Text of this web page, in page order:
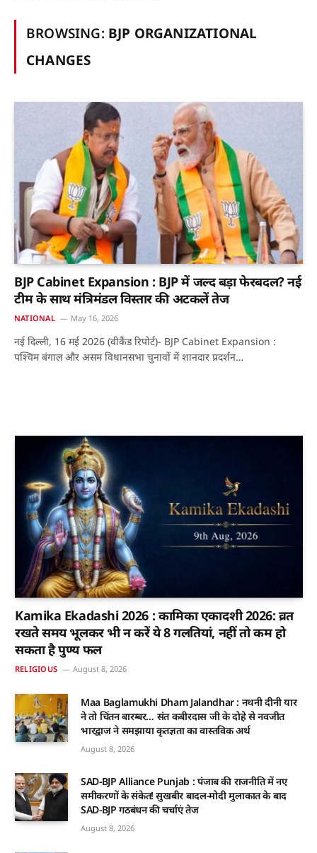
BROWSING: BJP ORGANIZATIONAL
CHANGES
BJP Cabinet Expansion : BJP में जल्द बड़ा फेरबदल? नई
टीम के साथ मंत्रिमंडल विस्तार की अटकलें तेज
NATIONAL May 16, 2026
नई दिल्ली, 16 मई 2026 (वीकैंड रिपोर्ट)- BJP Cabinet Expansion :
पश्चिम बंगाल और असम विधानसभा चुनावों में शानदार प्रदर्शन…
Kamika Ekadashi 2026 : कामिका एकादशी 2026: व्रत
रखते समय भूलकर भी न करें ये 8 गलतियां, नहीं तो कम हो
सकता है पुण्य फल
RELIGIOUS August 8, 2026
Maa Baglamukhi Dham Jalandhar : नथनी दीनी यार
ने तो चिंतन बारम्बर… संत कबीरदास जी के दोहे से नवजीत
भारद्वाज ने समझाया कृतज्ञता का वास्तविक अर्थ
August 8, 2026
SAD-BJP Alliance Punjab : पंजाब की राजनीति में नए
समीकरणों के संकेत! सुखबीर बादल-मोदी मुलाकात के बाद
SAD-BJP गठबंधन की चर्चाएं तेज
August 8, 2026